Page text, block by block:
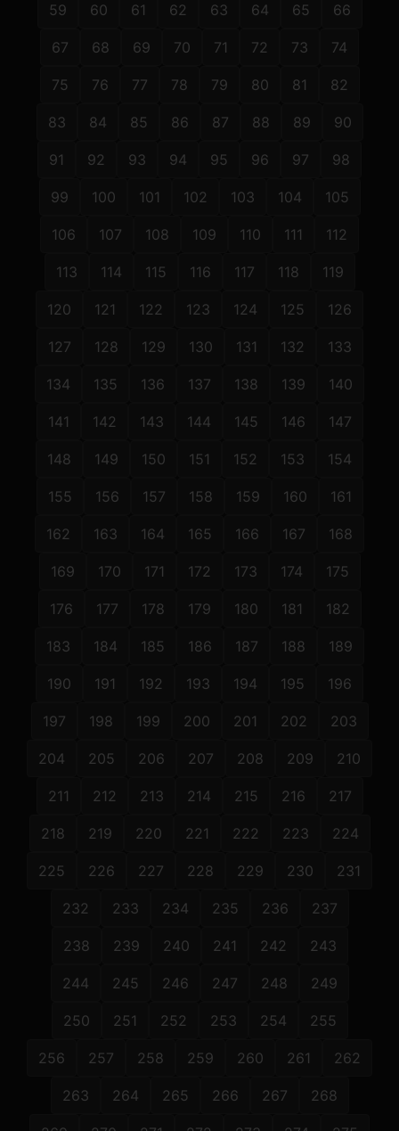
59 60 61 62 63 64 65 66
67 68 69 70 71 72 73 74
75 76 77 78 79 80 81 82
83 84 85 86 87 88 89 90
91 92 93 94 95 96 97 98
99 100 101 102 103 104 105
106 107 108 109 110 111 112
113 114 115 116 117 118 119
120 121 122 123 124 125 126
127 128 129 130 131 132 133
134 135 136 137 138 139 140
141 142 143 144 145 146 147
148 149 150 151 152 153 154
155 156 157 158 159 160 161
162 163 164 165 166 167 168
169 170 171 172 173 174 175
176 177 178 179 180 181 182
183 184 185 186 187 188 189
190 191 192 193 194 195 196
197 198 199 200 201 202 203
204 205 206 207 208 209 210
211 212 213 214 215 216 217
218 219 220 221 222 223 224
225 226 227 228 229 230 231
232 233 234 235 236 237
238 239 240 241 242 243
244 245 246 247 248 249
250 251 252 253 254 255
256 257 258 259 260 261 262
263 264 265 266 267 268